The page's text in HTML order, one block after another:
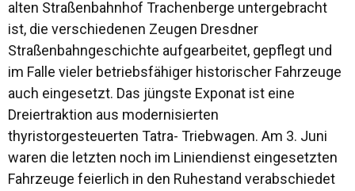
alten Straßenbahnhof Trachenberge untergebracht
ist, die verschiedenen Zeugen Dresdner
Straßenbahngeschichte aufgearbeitet, gepflegt und
im Falle vieler betriebsfähiger historischer Fahrzeuge
auch eingesetzt. Das jüngste Exponat ist eine
Dreiertraktion aus modernisierten
thyristorgesteuerten Tatra- Triebwagen. Am 3. Juni
waren die letzten noch im Liniendienst eingesetzten
Fahrzeuge feierlich in den Ruhestand verabschiedet